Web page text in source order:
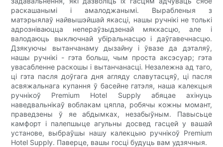
раскашанымі і амалоджанымі. Вырабленыя з
матэрыялаў найвышэйшай якасці, нашы ручнікі не толькі
адрозніваюцца непераўзыдзенай мяккасцю, але і
валодаюць выключнай убіральнасцю і даўгавечнасцю.
Дзякуючы вытанчанаму дызайну і ўвазе да дэталяў,
нашы ручнікі - гэта больш, чым проста аксэсуар; гэта
увасабленне раскошы і вытанчанасці. Незалежна ад таго,
ці гэта пасля доўгага дня агляду славутасцяў, ці пасля
асвяжальнага купання ў басейне гатэля, наша калекцыя
ручнікоў Premium Hotel Supply абяцае ахінуць
наведвальнікаў воблакам цяпла, робячы кожны момант,
праведзены ў яе абдымках, незабыўным. Павысьце
камфорт і палепшыце агульны досвед гасцей у вашай
установе, выбраўшы нашу калекцыю ручнікоў Premium
Hotel Supply. Паверце, вашы госці будуць вам удзячныя.